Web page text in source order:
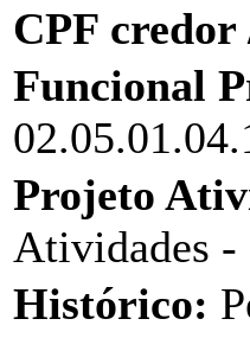
CPF
Funcional
Projeto
Atividades -
Histórico: